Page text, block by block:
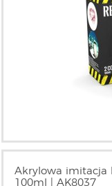
Akrylowa imitacja
100ml | AK8037